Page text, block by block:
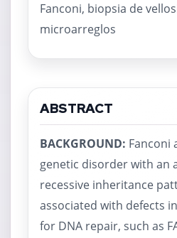
Fanconi, biopsia de
microarreglos
ABSTRACT
BACKGROUND: Fanconi
genetic disorder with an
recessive inheritance
associated with defects
for DNA repair, such as